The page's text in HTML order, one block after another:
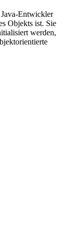
Entwickler
Objekts ist. Sie
werden,